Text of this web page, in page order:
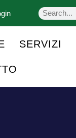
SERVIZI